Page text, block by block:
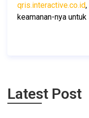
qris.interactive.co.id
keamanan-nya
Latest Post